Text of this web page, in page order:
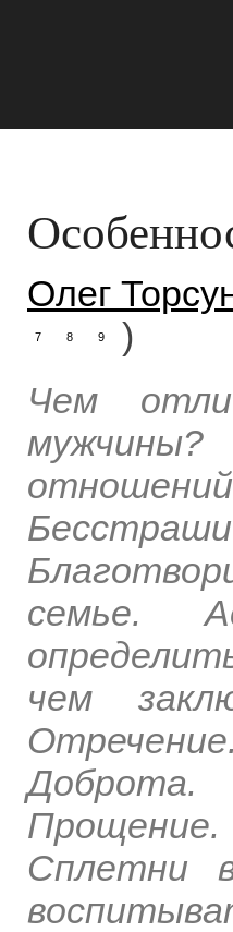
Олег
7 8 9
)
Чем
семье.
чем
Сплетни